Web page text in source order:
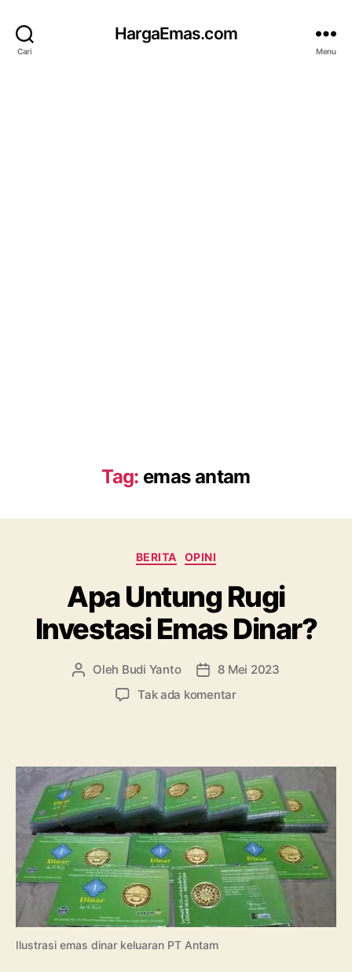
Cari
HargaEmas.com
Menu
Tag: emas antam
Kategori
BERITA OPINI
Apa Untung Rugi
Investasi Emas Dinar?
Penulis
Oleh Budi Yanto
Tanggal
8 Mei 2023
Tak ada komentarpada
Emas
Dinar?
Ilustrasi emas dinar keluaran PT Antam